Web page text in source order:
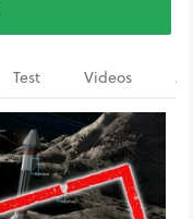
Test Videos